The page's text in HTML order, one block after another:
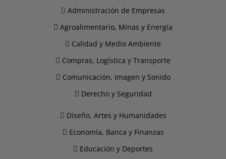
Administración de Empresas
Agroalimentario, Minas y Energía
Calidad y Medio Ambiente
Compras, Logística y Transporte
Comunicación, Imagen y Sonido
Derecho y Seguridad
Diseño, Artes y Humanidades
Economía, Banca y Finanzas
Educación y Deportes